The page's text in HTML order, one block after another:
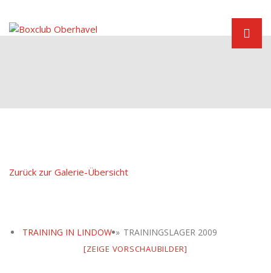
Inhalt
springen
Zurück zur Galerie-Übersicht
TRAINING IN LINDOW » TRAININGSLAGER 2009
[ZEIGE VORSCHAUBILDER]